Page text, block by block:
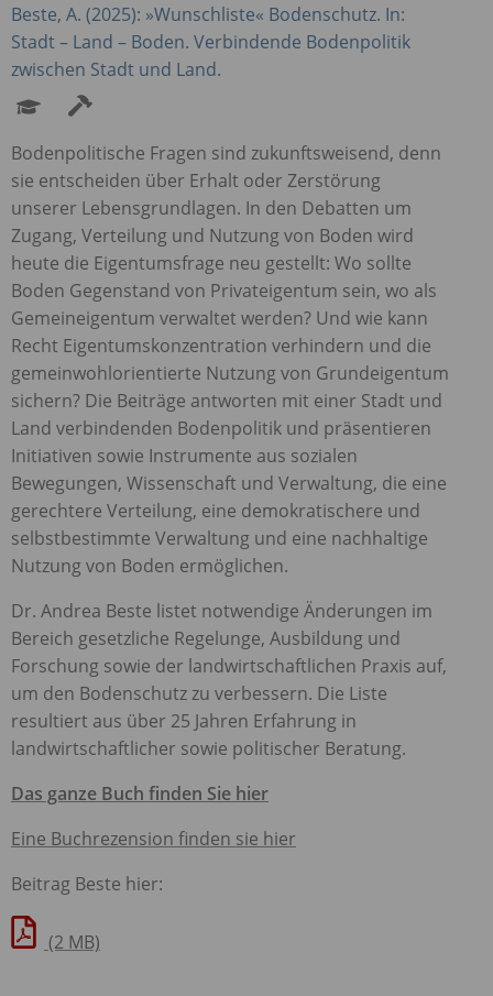
Beste, A. (2025): »Wunschliste« Bodenschutz. In:
Stadt – Land – Boden. Verbindende Bodenpolitik
zwischen Stadt und Land.
Bodenpolitische Fragen sind zukunftsweisend, denn
sie entscheiden über Erhalt oder Zerstörung
unserer Lebensgrundlagen. In den Debatten um
Zugang, Verteilung und Nutzung von Boden wird
heute die Eigentumsfrage neu gestellt: Wo sollte
Boden Gegenstand von Privateigentum sein, wo als
Gemeineigentum verwaltet werden? Und wie kann
Recht Eigentumskonzentration verhindern und die
gemeinwohlorientierte Nutzung von Grundeigentum
sichern? Die Beiträge antworten mit einer Stadt und
Land verbindenden Bodenpolitik und präsentieren
Initiativen sowie Instrumente aus sozialen
Bewegungen, Wissenschaft und Verwaltung, die eine
gerechtere Verteilung, eine demokratischere und
selbstbestimmte Verwaltung und eine nachhaltige
Nutzung von Boden ermöglichen.
Dr. Andrea Beste listet notwendige Änderungen im
Bereich gesetzliche Regelunge, Ausbildung und
Forschung sowie der landwirtschaftlichen Praxis auf,
um den Bodenschutz zu verbessern. Die Liste
resultiert aus über 25 Jahren Erfahrung in
landwirtschaftlicher sowie politischer Beratung.
Das ganze Buch finden Sie hier
Eine Buchrezension finden sie hier
Beitrag Beste hier:
(2 MB)